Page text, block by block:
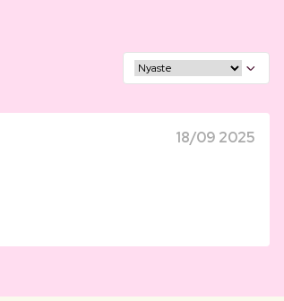
18/09 2025